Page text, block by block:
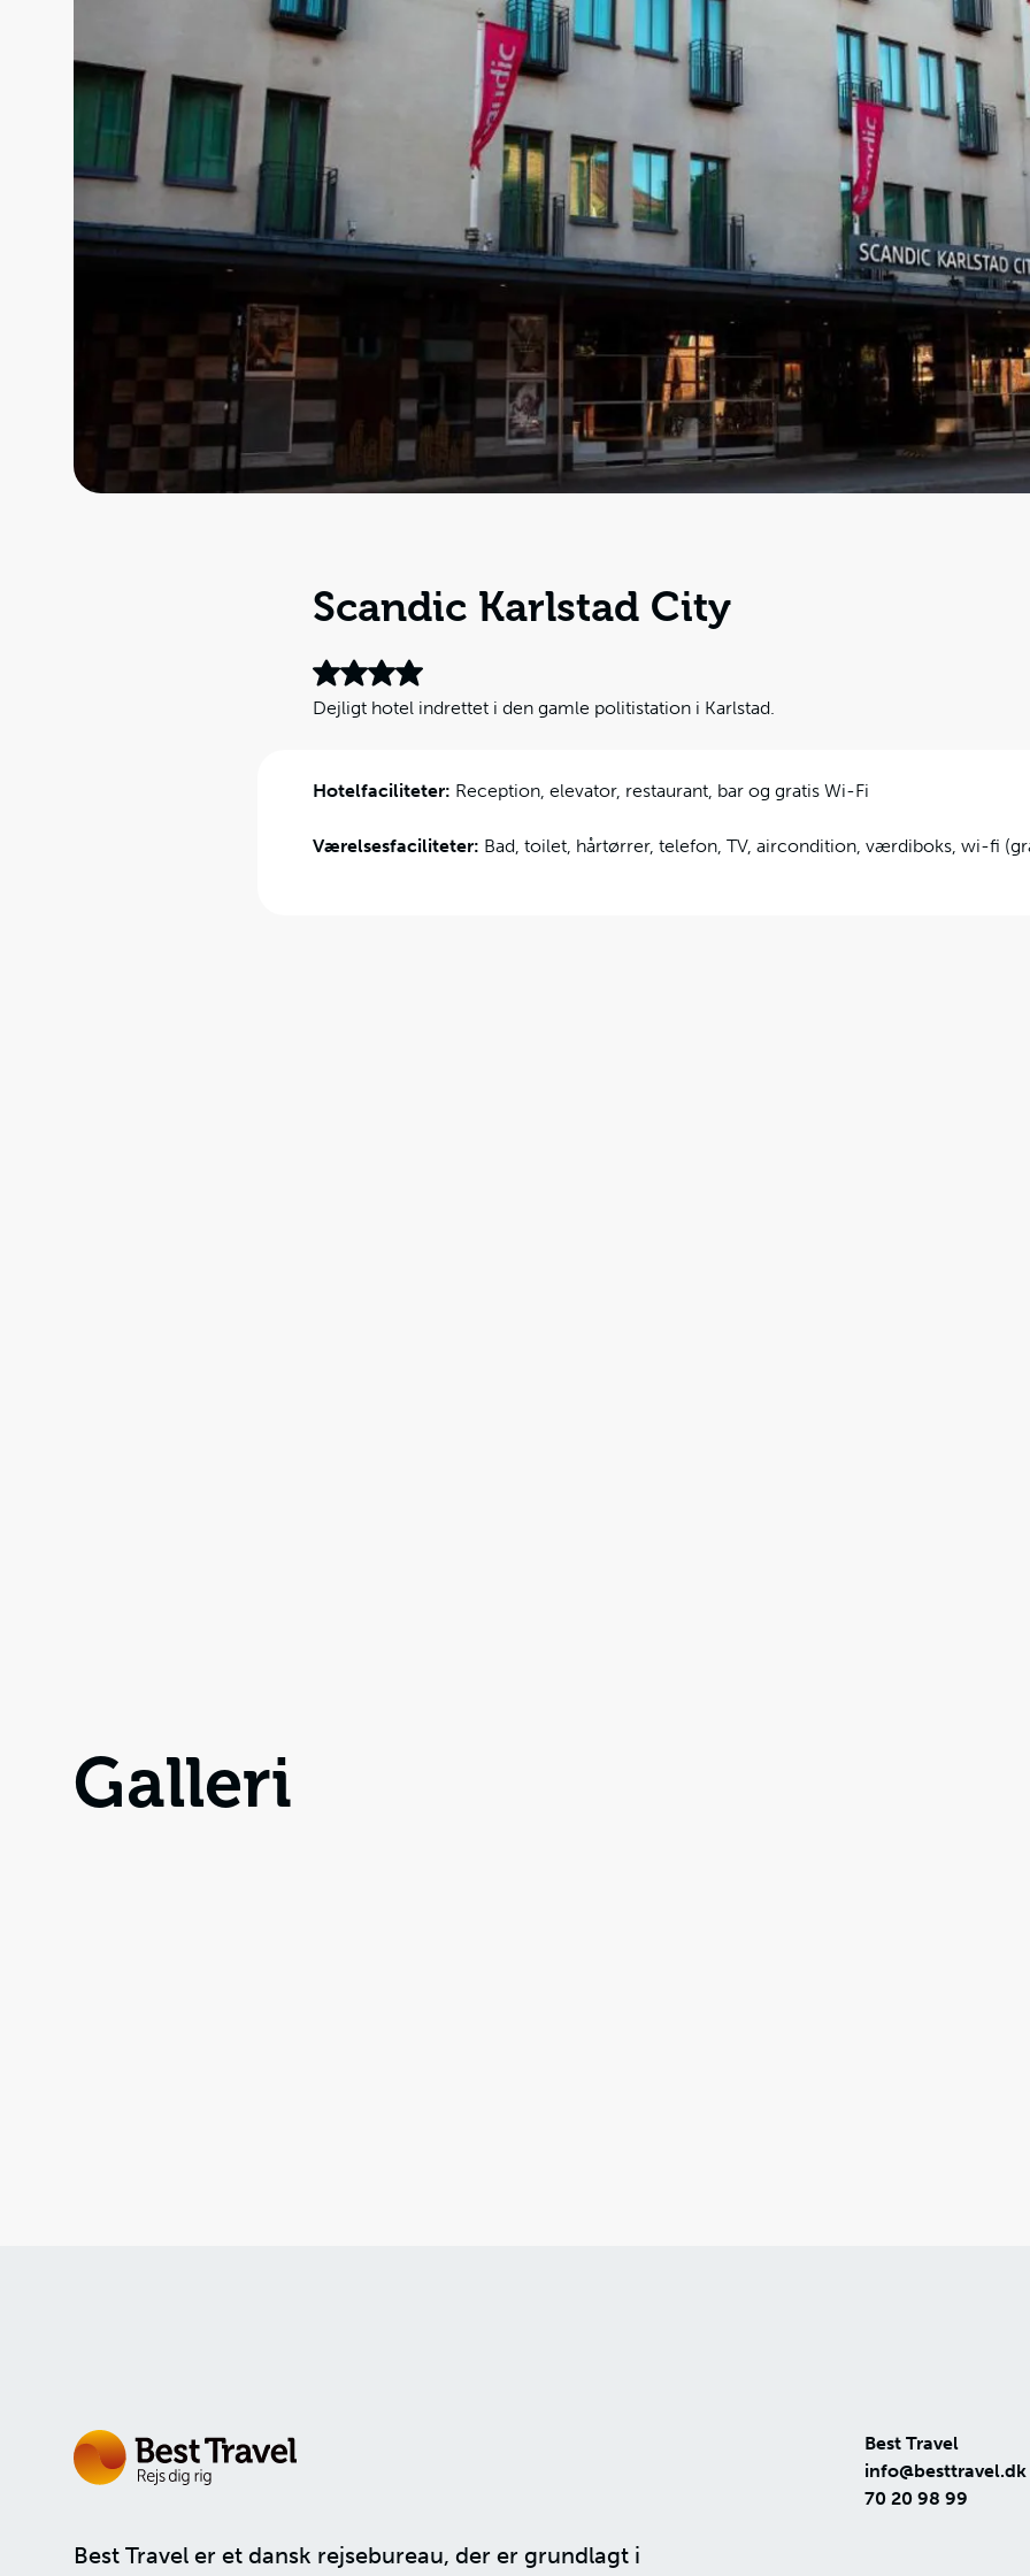
Scandic Karlstad City
Dejligt hotel indrettet i den gamle politistation i Karlstad.
Hotelfaciliteter: Reception, elevator, restaurant, bar og gratis Wi-Fi
Værelsesfaciliteter: Bad, toilet, hårtørrer, telefon, TV, aircondition, værdiboks, wi-fi
Galleri
Best Travel er et dansk rejsebureau, der er grundlagt i
Best Travel
info@besttravel.dk
70 20 98 99